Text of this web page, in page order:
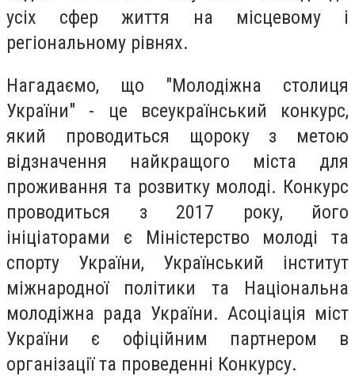
усіх сфер життя на місцевому і
регіональному рівнях.
Нагадаємо, що "Молодіжна столиця
України" - це всеукраїнський конкурс,
який проводиться щороку з метою
відзначення найкращого міста для
проживання та розвитку молоді. Конкурс
проводиться з 2017 року, його
ініціаторами є Міністерство молоді та
спорту України, Український інститут
міжнародної політики та Національна
молодіжна рада України. Асоціація міст
України є офіційним партнером в
організації та проведенні Конкурсу.